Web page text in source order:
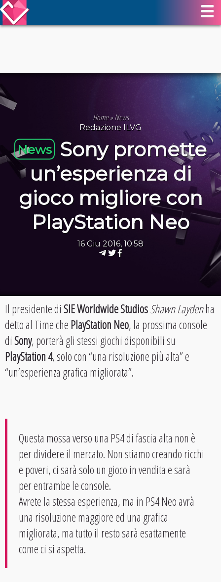
Home»News
Redazione ILVG
News Sony promette
un’esperienza di
gioco migliore con
PlayStation Neo
16 Giu 2016, 10:58
Il presidente diSIE Worldwide StudiosShawn Laydenha
detto al Time chePlayStation Neo, la prossima console
diSony, porterà gli stessi giochi disponibili su
PlayStation 4, solo con “una risoluzione più alta” e
“un’esperienza grafica migliorata”.
Questa mossa verso una PS4 di fascia alta non è
per dividere il mercato. Non stiamo creando ricchi
e poveri, ci sarà solo un gioco in vendita e sarà
per entrambe le console.
Avrete la stessa esperienza, ma in PS4 Neo avrà
una risoluzione maggiore ed una grafica
migliorata, ma tutto il resto sarà esattamente
come ci si aspetta.